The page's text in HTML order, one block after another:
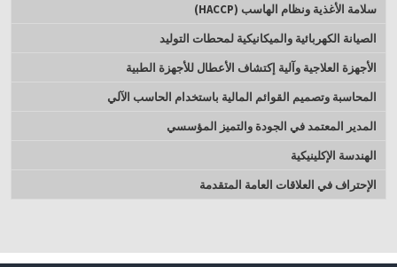
سلامة الأغذية ونظام الھاسب (HACCP)
الصيانة الكهربائية والميكانيكية لمحطات التوليد
الأجهزة العلاجية وآلية إكتشاف الأعطال للأجهزة الطبية
المحاسبة وتصميم القوائم المالية باستخدام الحاسب الآلي
المدير المعتمد في الجودة والتميز المؤسسي
الهندسة الإكلينيكية
الإحتراف في العلاقات العامة المتقدمة